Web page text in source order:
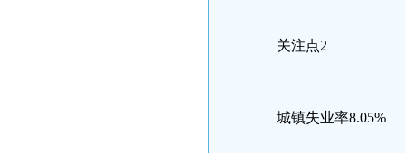
关注点2
城镇失业率8.05%